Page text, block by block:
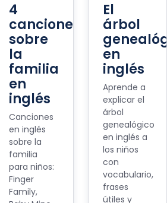
4
canciones
sobre
la
familia
en
inglés
Canciones
en inglés
sobre la
familia
para niños:
Finger
Family,
El
árbol
en
inglés
Aprende a
explicar el
árbol
genealógico
en inglés a
los niños
con
vocabulario,
frases
útiles y